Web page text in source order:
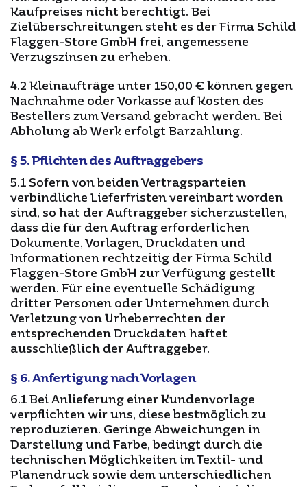
Kaufpreises nicht berechtigt. Bei
Zielüberschreitungen steht es der Firma Schild
Flaggen-Store GmbH frei, angemessene
Verzugszinsen zu erheben.
4.2 Kleinaufträge unter 150,00 € können gegen
Nachnahme oder Vorkasse auf Kosten des
Bestellers zum Versand gebracht werden. Bei
Abholung ab Werk erfolgt Barzahlung.
§ 5. Pflichten des Auftraggebers
5.1 Sofern von beiden Vertragsparteien
verbindliche Lieferfristen vereinbart worden
sind, so hat der Auftraggeber sicherzustellen,
dass die für den Auftrag erforderlichen
Dokumente, Vorlagen, Druckdaten und
Informationen rechtzeitig der Firma Schild
Flaggen-Store GmbH zur Verfügung gestellt
werden. Für eine eventuelle Schädigung
dritter Personen oder Unternehmen durch
Verletzung von Urheberrechten der
entsprechenden Druckdaten haftet
ausschließlich der Auftraggeber.
§ 6. Anfertigung nach Vorlagen
6.1 Bei Anlieferung einer Kundenvorlage
verpflichten wir uns, diese bestmöglich zu
reproduzieren. Geringe Abweichungen in
Darstellung und Farbe, bedingt durch die
technischen Möglichkeiten im Textil- und
Planendruck sowie dem unterschiedlichen